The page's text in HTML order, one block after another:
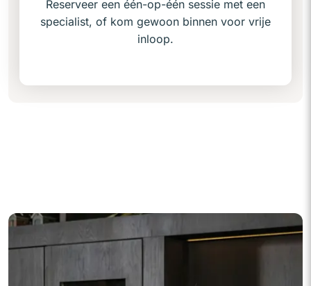
Reserveer een één-op-één sessie met een
specialist, of kom gewoon binnen voor vrije
inloop.